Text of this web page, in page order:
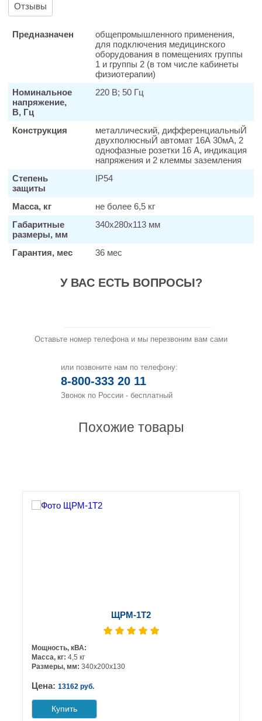
Отзывы
Предназначен
общепромышленного применения,
для подключения медицинского
оборудования в помещениях группы
1 и группы 2 (в том числе кабинеты
физиотерапии)
Номинальное
напряжение,
В, Гц
220 В; 50 Гц
Конструкция
металлический, дифференциальныЙ
двухполюсныЙ автомат 16А 30мА, 2
однофазные розетки 16 А, индикация
напряжения и 2 клеммы заземления
Степень
защиты
IP54
Масса, кг
не более 6,5 кг
Габаритные
размеры, мм
340х280х113 мм
Гарантия, мес 36 мес
У ВАС ЕСТЬ ВОПРОСЫ?
Оставьте номер телефона и мы перезвоним вам сами
или позвоните нам по телефону:
8-800-333 20 11
Звонок по России - бесплатный
Похожие товары
ЩРМ-1Т2
Мощность, кВА:
Масса, кг: 4,5 кг
Размеры, мм: 340х200х130
Цена: 13162 руб.
Купить